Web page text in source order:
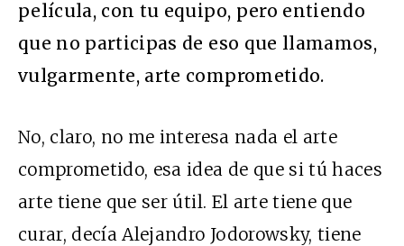
película, con tu equipo, pero entiendo
que no participas de eso que llamamos,
vulgarmente, arte comprometido.
No, claro, no me interesa nada el arte
comprometido, esa idea de que si tú haces
arte tiene que ser útil. El arte tiene que
curar, decía Alejandro Jodorowsky, tiene